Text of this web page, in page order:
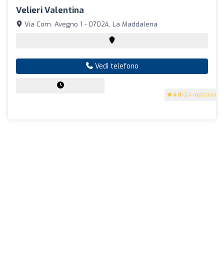
Velieri Valentina
4.8 (64 recensioni)
Via Com. Avegno 1 - 07024, La Maddalena
Vedi telefono